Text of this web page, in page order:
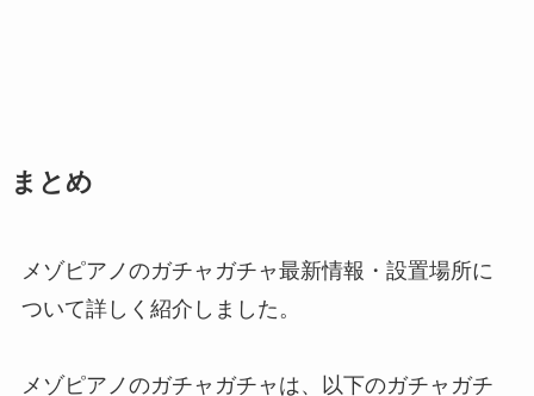
まとめ
メゾピアノのガチャガチャ最新情報・設置場所に
ついて詳しく紹介しました。
メゾピアノのガチャガチャは、以下のガチャガチ